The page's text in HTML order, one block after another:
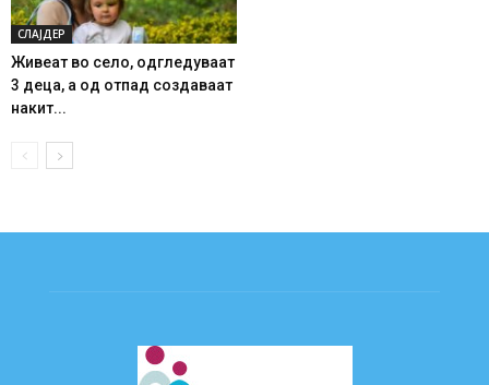
СЛАЈДЕР
Живеат во село, одгледуваат
3 деца, а од отпад создаваат
накит...